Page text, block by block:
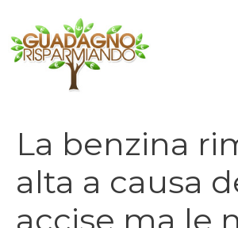
contenuto
La benzina
alta a causa
accise ma le